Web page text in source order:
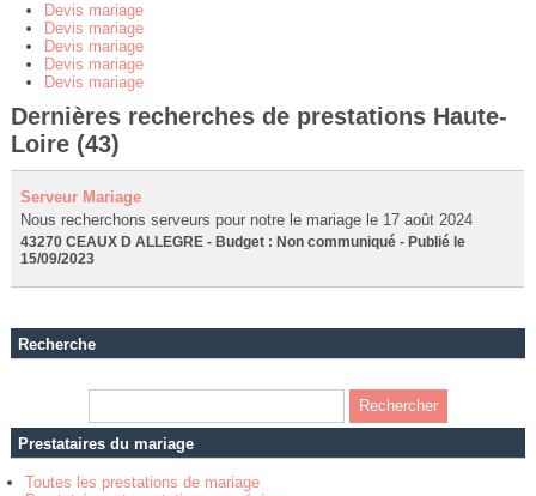
Devis mariage
Devis mariage
Devis mariage
Devis mariage
Devis mariage
Dernières recherches de prestations Haute-
Loire (43)
Serveur Mariage
Nous recherchons serveurs pour notre le mariage le 17 août 2024
43270 CEAUX D ALLEGRE - Budget : Non communiqué - Publié le
15/09/2023
Recherche
Prestataires du mariage
Toutes les prestations de mariage